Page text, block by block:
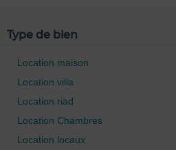
Type de bien
Location maison
Location villa
Location riad
Location Chambres
Location locaux